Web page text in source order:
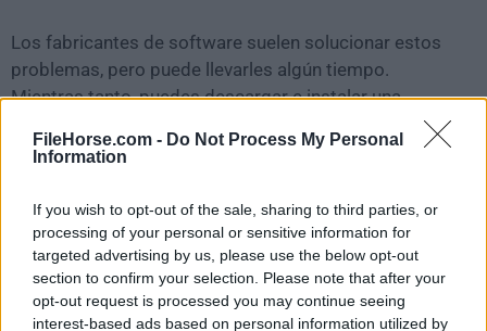
FileHorse.com - Do Not Process My Personal
Information
If you wish to opt-out of the sale, sharing to third parties, or
processing of your personal or sensitive information for
targeted advertising by us, please use the below opt-out
section to confirm your selection. Please note that after your
opt-out request is processed you may continue seeing
interest-based ads based on personal information utilized by
Los fabricantes de software suelen solucionar estos
problemas, pero puede llevarles algún tiempo.
Mientras tanto, puedes descargar e instalar una
reciente de VNC Servero leer nuestra reseña,
simplemente hazclic aquí .
Todas las versiones antiguas distribuidas en nuestro
sitio web son completamente libres de virus y están